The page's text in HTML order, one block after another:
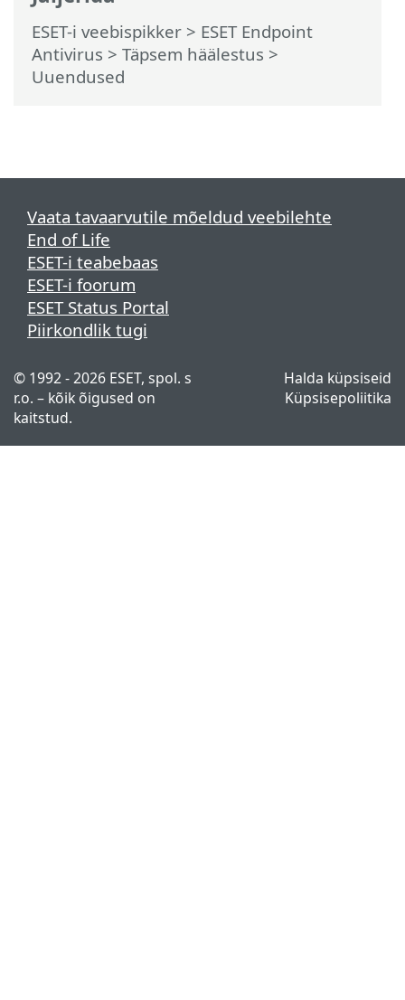
ESET-i veebispikker > ESET Endpoint
Antivirus > Täpsem häälestus >
Uuendused
Vaata tavaarvutile mõeldud veebilehte
End of Life
ESET-i teabebaas
ESET-i foorum
ESET Status Portal
Piirkondlik tugi
© 1992 - 2026 ESET, spol. s
r.o. – kõik õigused on
kaitstud.
Halda küpsiseid
Küpsisepoliitika